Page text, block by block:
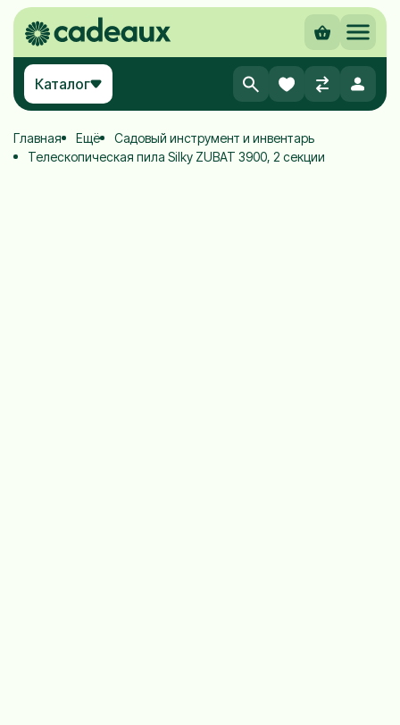
Каталог
Главная Ещё
Садовый инструмент и инвентарь
Телескопическая пила Silky ZUBAT 3900, 2 секции